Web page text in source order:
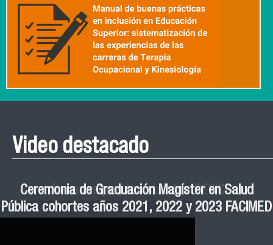
Video destacado
Manual de Buenas de Prácticas y Educación no
Sexista Libre de Violencia en Salud
Roberto Vera invita a la III Jornada de Neurociencia
e Inteligencia Artificial 2025
Jornadas puertas abiertas CESIC
Ceremonia de Graduación Magíster en Salud
Pública cohortes años 2021, 2022 y 2023 FACIMED
Esteban Aedo: “El uso de tecnología en el deporte
tiene directa relación con la inversión económica”